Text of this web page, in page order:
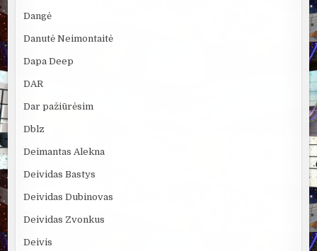
Dangė
Danutė Neimontaitė
Dapa Deep
DAR
Dar pažiūrėsim
Dblz
Deimantas Alekna
Deividas Bastys
Deividas Dubinovas
Deividas Zvonkus
Deivis